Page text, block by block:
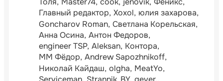
Главный редактор Xoxol юлия захарова
Goncharov Roman Светлана Корельская
Анна Осина Антон Федоров
engineer TSP Aleksan Контора
ММ Фёдор Andrew Sapozhnikoff
Николай Кайдаш olgha MeatYo